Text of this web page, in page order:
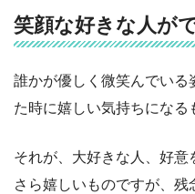
笑顔な好きな人が
誰かが優しく微笑んでいる
た時に嬉しい気持ちになる
それが、大好きな人、好
さら嬉しいものですが、